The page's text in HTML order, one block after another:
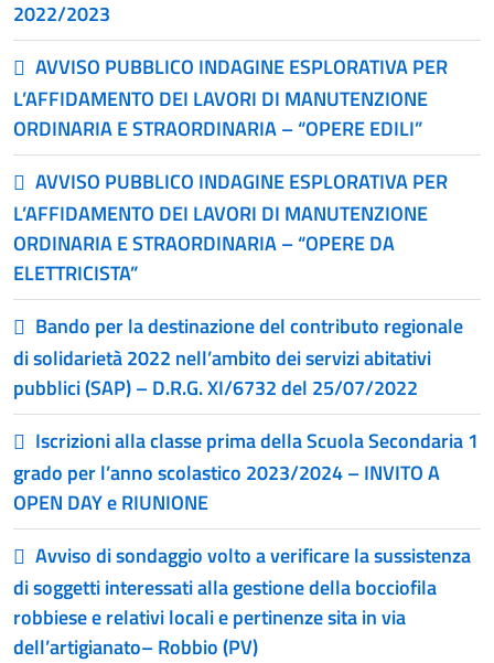
2022/2023
AVVISO PUBBLICO INDAGINE ESPLORATIVA PER
L’AFFIDAMENTO DEI LAVORI DI MANUTENZIONE
ORDINARIA E STRAORDINARIA – “OPERE EDILI”
AVVISO PUBBLICO INDAGINE ESPLORATIVA PER
L’AFFIDAMENTO DEI LAVORI DI MANUTENZIONE
ORDINARIA E STRAORDINARIA – “OPERE DA
ELETTRICISTA”
Bando per la destinazione del contributo regionale
di solidarietà 2022 nell’ambito dei servizi abitativi
pubblici (SAP) – D.R.G. XI/6732 del 25/07/2022
Iscrizioni alla classe prima della Scuola Secondaria 1
grado per l’anno scolastico 2023/2024 – INVITO A
OPEN DAY e RIUNIONE
Avviso di sondaggio volto a verificare la sussistenza
di soggetti interessati alla gestione della bocciofila
robbiese e relativi locali e pertinenze sita in via
dell’artigianato– Robbio (PV)